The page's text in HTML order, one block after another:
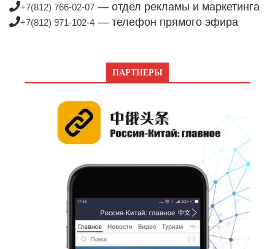
+7(812) 766-02-07 — отдел рекламы и маркетинга
+7(812) 971-102-4 — телефон прямого эфира
ПАРТНЕРЫ